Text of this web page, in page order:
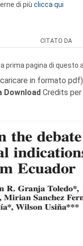
di più clicca qui
CITATO DA
prima pagina di questo
in formato
Download Credits